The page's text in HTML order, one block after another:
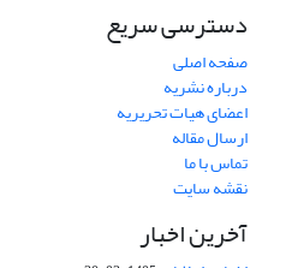
دسترسی سریع
صفحه اصلی
درباره نشریه
اعضای هیات تحریریه
ارسال مقاله
تماس با ما
نقشه سایت
آخرین اخبار